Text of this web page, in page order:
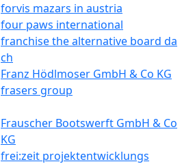
forvis mazars in austria
four paws international
franchise the alternative board da
ch
Franz Hödlmoser GmbH & Co KG
frasers group
Frauscher Bootswerft GmbH & Co
KG
frei:zeit projektentwicklungs